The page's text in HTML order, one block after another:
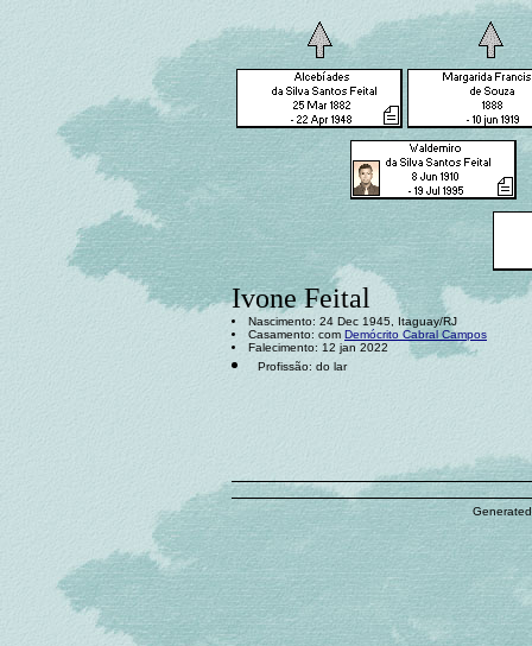
Ivone Feital
Nascimento: 24 Dec 1945, Itaguay/RJ
Casamento: com Demócrito Cabral Campos
Falecimento: 12 jan 2022
Profissão: do lar